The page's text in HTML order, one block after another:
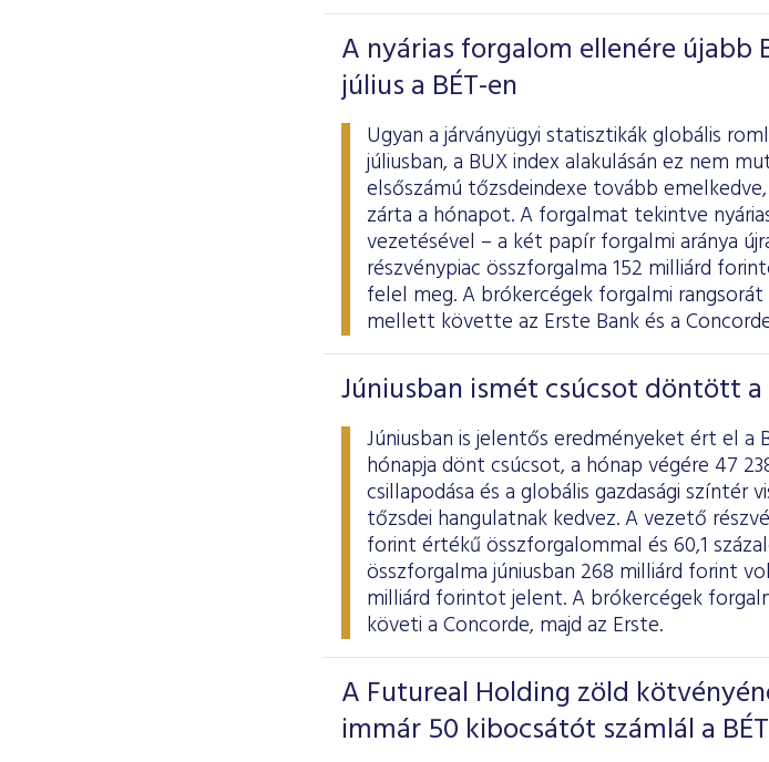
A nyárias forgalom ellenére újabb
július a BÉT-en
Ugyan a járványügyi statisztikák globális
júliusban, a BUX index alakulásán ez nem
elsőszámú tőzsdeindexe tovább
zárta a hónapot. A forgalmat tekintve
vezetésével – a két papír forgalmi aránya
részvénypiac összforgalma 152 milliárd
felel meg. A brókercégek forgalmi
mellett követte az Erste Bank és a
Júniusban ismét csúcsot döntött a
Júniusban is jelentős eredményeket ért el
hónapja dönt csúcsot, a hónap végére 47
csillapodása és a globális gazdasági színtér
tőzsdei hangulatnak kedvez. A vezető
forint értékű összforgalommal és 60,1
összforgalma júniusban 268 milliárd forint
milliárd forintot jelent. A brókercégek
követi a Concorde, majd az Erste.
A Futureal Holding zöld
immár 50 kibocsátót számlál a